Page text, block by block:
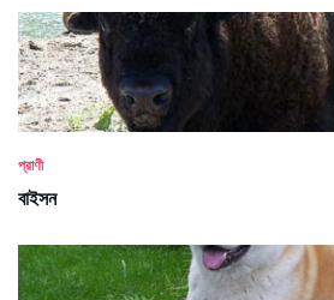
প্রাণী
বাইসন